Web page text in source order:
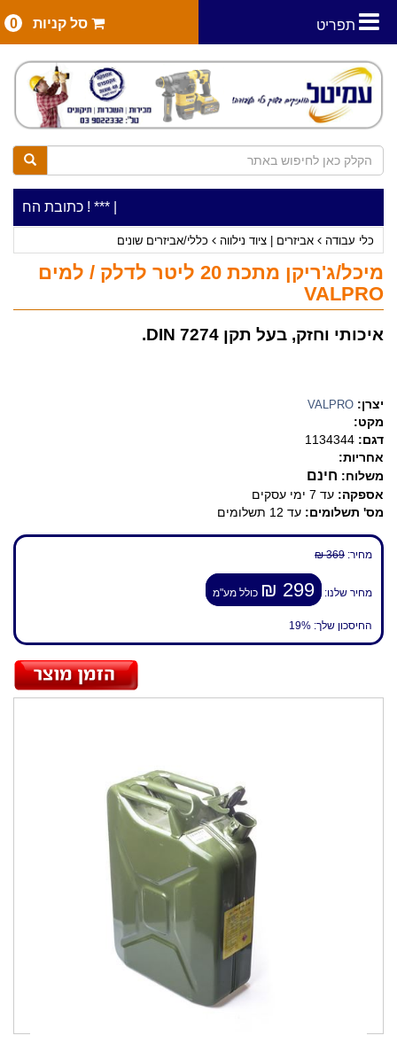
תפריט סל קניות 0
***כתובת החנות: רח' המלאכה 2, ביתן 8 ***כלי עבודה להשכרה בתעריף יומי משתלם ! ***
כלי עבודה אביזרים | ציוד נילווה כללי/אביזרים שונים
מיכל/ג'ריקן מתכת 20 ליטר לדלק / למים
VALPRO
איכותי וחזק, בעל תקן DIN 7274.
יצרן: VALPRO
מקט:
דגם: 1134344
אחריות:
משלוח: חינם
אספקה: עד 7 ימי עסקים
מס' תשלומים: עד 12 תשלומים
מחיר: 369 ₪
מחיר שלנו: 299 ₪ כולל מע"מ
החיסכון שלך: 19%